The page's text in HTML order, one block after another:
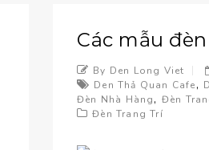
Các mẫu
By Den Long Viet
Den Thả Quan Cafe,
Đèn Nhà Hàng, Đèn
Đèn Trang Trí